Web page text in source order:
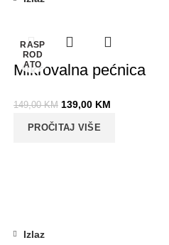
RASP
ROD
ATO
Mikrovalna pećnica
149,00KM 139,00 KM
PROČITAJ VIŠE
Izlaz